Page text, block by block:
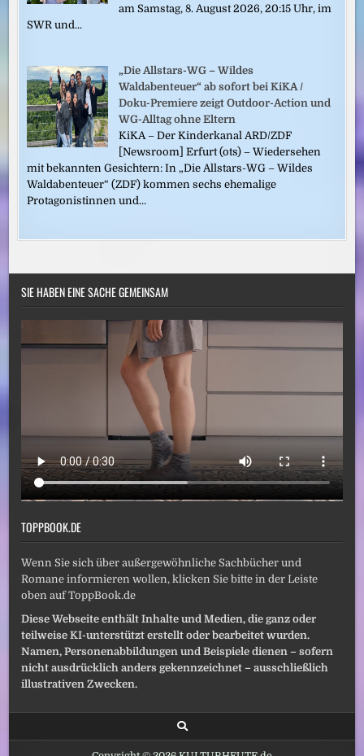
am Samstag, 8. August 2026, 20:15 Uhr, im
SWR und...
„Die Allstars-WG – Wildes
Waldabenteuer“ ab sofort bei KiKA /
Doku-Premiere zeigt Outdoor-Action und
WG-Alltag ohne Eltern
KiKA – Der Kinderkanal ARD/ZDF
[Newsroom] Erfurt (ots) – Wiedersehen
mit bekannten Gesichtern: In „Die Allstars-WG – Wildes
Waldabenteuer“ (ZDF) kommen sechs ehemalige
Protagonistinnen und...
SIE HABEN EINE SACHE GEMEINSAM
TOPPBOOK.DE
Wenn Sie sich über außergewöhnliche Sachbücher und
Romane informieren wollen, klicken Sie bitte in der Leiste
oben auf ToppBook.de
Diese Webseite enthält Inhalte und Medien, die ganz oder
teilweise KI-unterstützt erstellt oder bearbeitet wurden.
Namen, Personenabbildungen und Beispiele dienen – sofern
nicht ausdrücklich anders gekennzeichnet – ausschließlich
illustrativen Zwecken.